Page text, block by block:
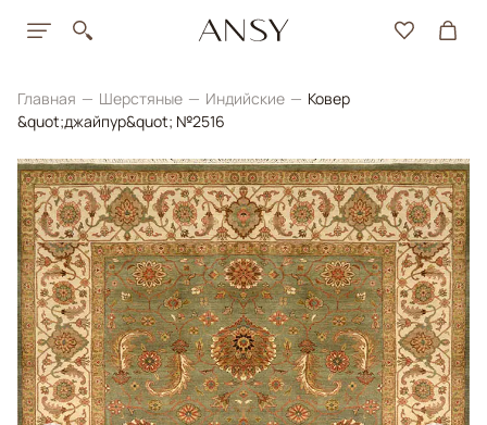
Главная Шерстяные Индийские
Ковер
&quot;джайпур&quot; №2516